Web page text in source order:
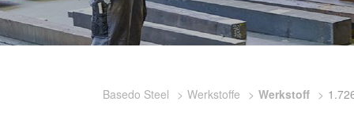
Basedo Steel Werkstoffe Werkstoff